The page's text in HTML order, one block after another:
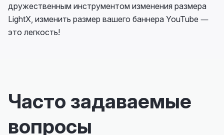
дружественным инструментом изменения размера
LightX, изменить размер вашего баннера YouTube —
это легкость!
Часто задаваемые
вопросы